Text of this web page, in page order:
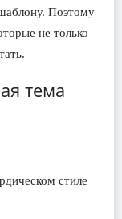
Поэтому
не только
тема
стиле